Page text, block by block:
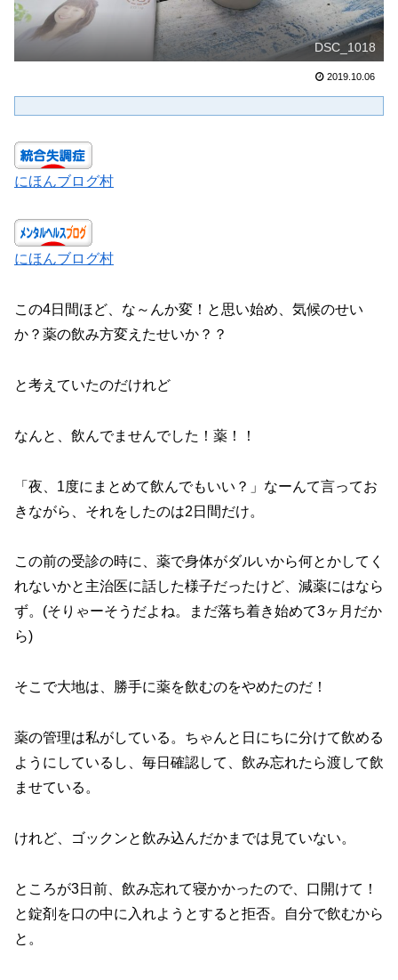
DSC_1018
2019.10.06
にほんブログ村
にほんブログ村
この4日間ほど、な～んか変！と思い始め、気候のせい
か？薬の飲み方変えたせいか？？
と考えていたのだけれど
なんと、飲んでませんでした！薬！！
「夜、1度にまとめて飲んでもいい？」なーんて言ってお
きながら、それをしたのは2日間だけ。
この前の受診の時に、薬で身体がダルいから何とかしてく
れないかと主治医に話した様子だったけど、減薬にはなら
ず。(そりゃーそうだよね。まだ落ち着き始めて3ヶ月だか
ら)
そこで大地は、勝手に薬を飲むのをやめたのだ！
薬の管理は私がしている。ちゃんと日にちに分けて飲める
ようにしているし、毎日確認して、飲み忘れたら渡して飲
ませている。
けれど、ゴックンと飲み込んだかまでは見ていない。
ところが3日前、飲み忘れて寝かかったので、口開けて！
と錠剤を口の中に入れようとすると拒否。自分で飲むから
と。